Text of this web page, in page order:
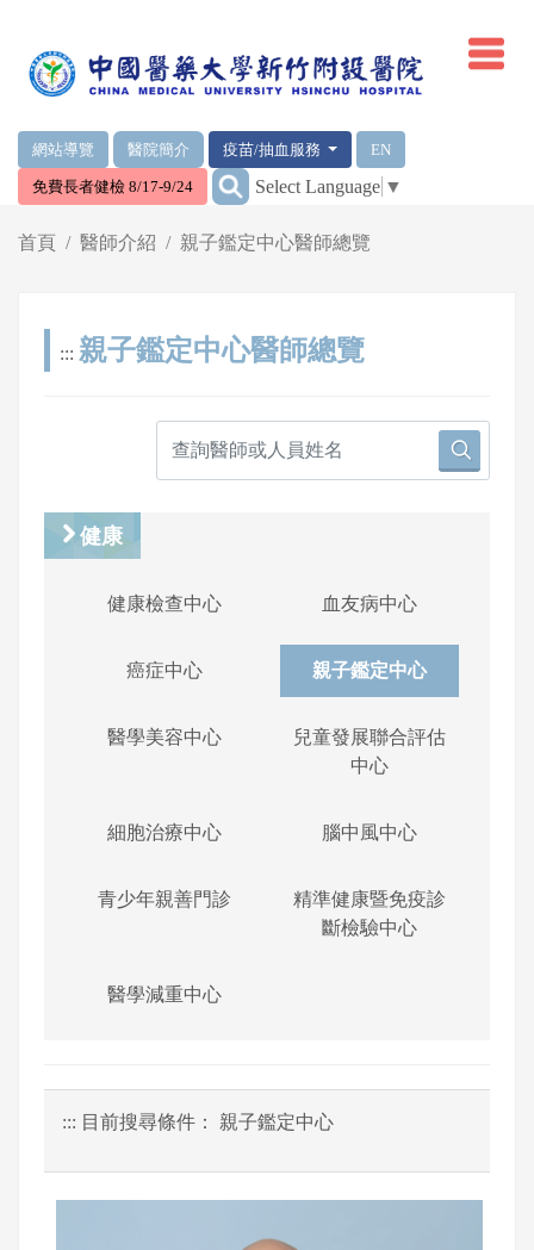
網站導覽 醫院簡介 疫苗/抽血服務 EN
免費長者健檢 8/17-9/24 ::: Select Language ▼
首頁 醫師介紹 親子鑑定中心醫師總覽
::: 親子鑑定中心醫師總覽
健康
健康檢查中心 血友病中心
癌症中心 親子鑑定中心
醫學美容中心
兒童發展聯合評估
中心
細胞治療中心 腦中風中心
青少年親善門診
精準健康暨免疫診
斷檢驗中心
醫學減重中心
::: 目前搜尋條件： 親子鑑定中心